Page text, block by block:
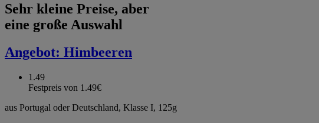
Sehr kleine Preise, aber
eine große Auswahl
Angebot: Himbeeren
1.49
Festpreis von 1.49€
aus Portugal oder Deutschland, Klasse I, 125g